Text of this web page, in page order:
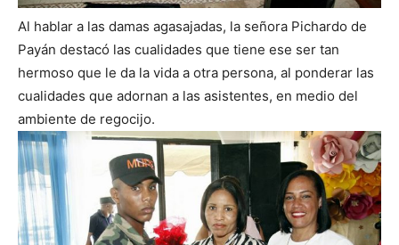
Al hablar a las damas agasajadas, la señora Pichardo de
Payán destacó las cualidades que tiene ese ser tan
hermoso que le da la vida a otra persona, al ponderar las
cualidades que adornan a las asistentes, en medio del
ambiente de regocijo.